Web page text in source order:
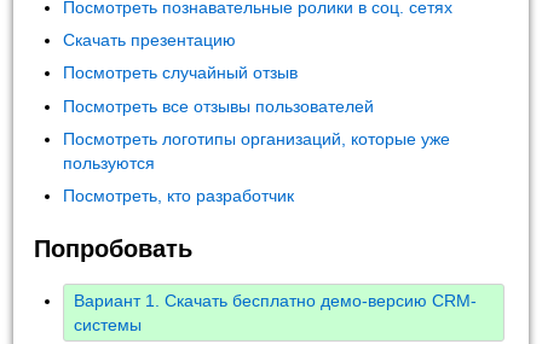
Посмотреть познавательные ролики в соц. сетях
Скачать презентацию
Посмотреть случайный отзыв
Посмотреть все отзывы пользователей
Посмотреть логотипы организаций, которые уже
пользуются
Посмотреть, кто разработчик
Попробовать
Вариант 1. Скачать бесплатно демо-версию CRM-
системы